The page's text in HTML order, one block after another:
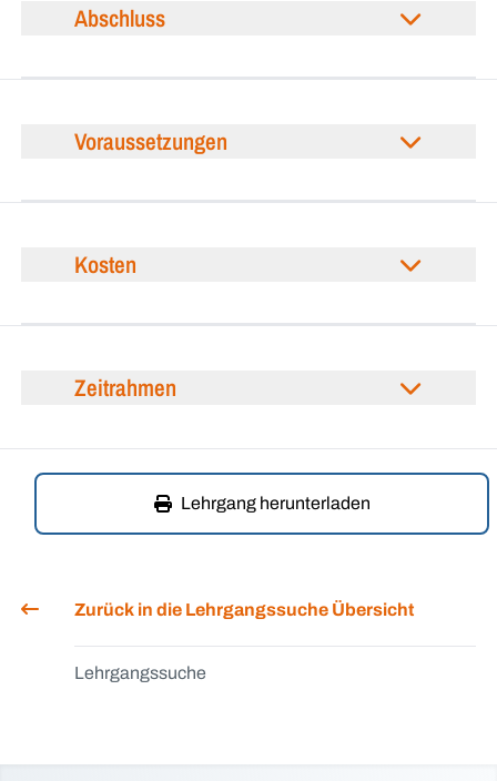
Abschluss
Voraussetzungen
Kosten
Zeitrahmen
Lehrgang herunterladen
Zurück in die Lehrgangssuche Übersicht
Lehrgangssuche